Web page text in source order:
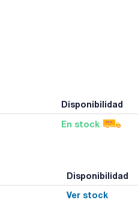
Disponibilidad
En stock
Disponibilidad
Ver stock